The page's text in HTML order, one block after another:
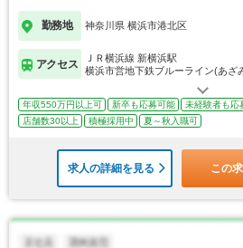
勤務地 神奈川県 横浜市港北区
アクセス
ＪＲ横浜線 新横浜駅
横浜市営地下鉄ブルーライン(あ
年収550万円以上可 新卒も応募可能 未経験者も応
店舗数30以上
積極採用中 夏～秋入職可
求人の詳細を見る この